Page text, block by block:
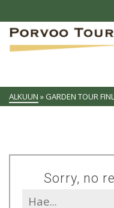
ALKUUN » GARDEN TOUR
Sorry, no
Search